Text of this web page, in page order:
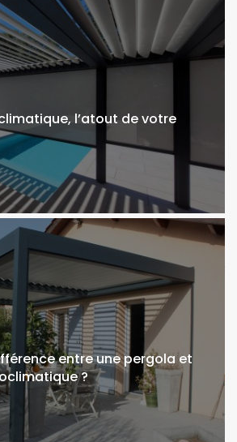
l’atout de votre
entre une pergola et
?